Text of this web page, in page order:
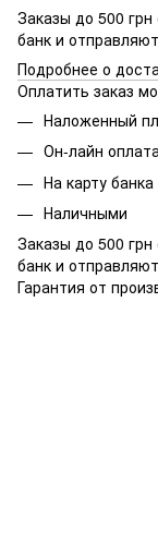
Заказы до 500
банк и
Подробнее о
Оплатить заказ
Наложенный
Он-лайн
На карту
Наличными
Заказы до 500
банк и
Гарантия от